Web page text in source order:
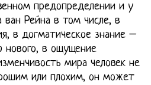
предопределении и у
Рейна в том числе, в
в догматическое знание –
нового, в ощущение
мира человек не
или плохим, он может